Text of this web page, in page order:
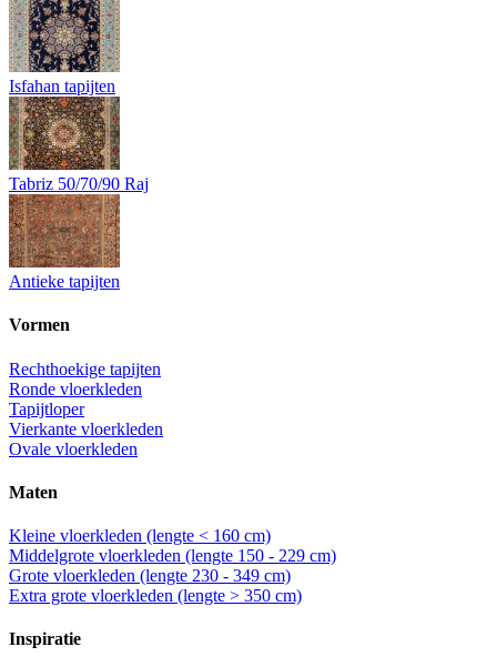
Isfahan tapijten
Tabriz 50/70/90 Raj
Antieke tapijten
Vormen
Rechthoekige tapijten
Ronde vloerkleden
Tapijtloper
Vierkante vloerkleden
Ovale vloerkleden
Maten
Kleine vloerkleden (lengte < 160 cm)
Middelgrote vloerkleden (lengte 150 - 229 cm)
Grote vloerkleden (lengte 230 - 349 cm)
Extra grote vloerkleden (lengte > 350 cm)
Inspiratie